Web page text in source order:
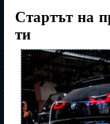
Стартът на
ти